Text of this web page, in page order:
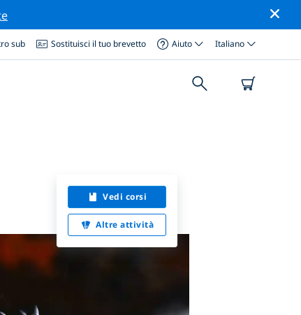
sub Sostituisci il tuo brevetto Aiuto Italiano
Vedi corsi
Altre attività